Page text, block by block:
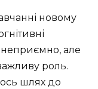
новому
неприємно, але
роль.
шлях до